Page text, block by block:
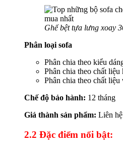
Ghế bệt tựa lưng xoay
Phân loại sofa
Phân chia theo kiểu
Phân chia theo chất
Phân chia theo chất
Chế độ bảo hành: 12 tháng
Giá thành sản phẩm: Liên hệ
2.2 Đặc điểm nổi bật: